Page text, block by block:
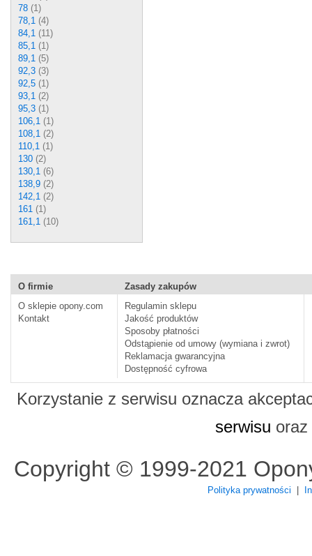
78 (1)
78,1 (4)
84,1 (11)
85,1 (1)
89,1 (5)
92,3 (3)
92,5 (1)
93,1 (2)
95,3 (1)
106,1 (1)
108,1 (2)
110,1 (1)
130 (2)
130,1 (6)
138,9 (2)
142,1 (2)
161 (1)
161,1 (10)
O firmie
O sklepie opony.com
Kontakt
Zasady zakupów
Regulamin sklepu
Jakość produktów
Sposoby płatności
Odstąpienie od umowy (wymiana i zwrot)
Reklamacja gwarancyjna
Dostępność cyfrowa
Korzystanie z serwisu oznacza
serwisu oraz
Copyright © 1999-2021
Polityka prywatności